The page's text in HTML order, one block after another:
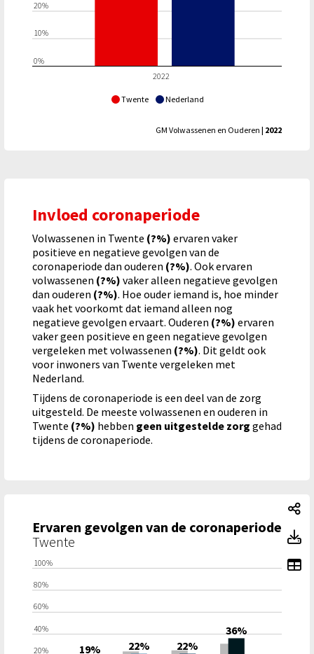
Twente Nederland
2022
0%
10%
20%
GM Volwassenen en Ouderen | 2022
Invloed coronaperiode
Volwassenen in Twente (?%) ervaren vaker
positieve en negatieve gevolgen van de
coronaperiode dan ouderen (?%). Ook ervaren
volwassenen (?%) vaker alleen negatieve gevolgen
dan ouderen (?%). Hoe ouder iemand is, hoe minder
vaak het voorkomt dat iemand alleen nog
negatieve gevolgen ervaart. Ouderen (?%) ervaren
vaker geen positieve en geen negatieve gevolgen
vergeleken met volwassenen (?%). Dit geldt ook
voor inwoners van Twente vergeleken met
Nederland.
Tijdens de coronaperiode is een deel van de zorg
uitgesteld. De meeste volwassenen en ouderen in
Twente (?%) hebben geen uitgestelde zorg gehad
tijdens de coronaperiode.
Ervaren gevolgen van de coronaperiode
Twente
20%
40%
60%
80%
100%
19% 22% 22%
36%